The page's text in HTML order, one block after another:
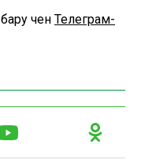
өчен Телеграм-